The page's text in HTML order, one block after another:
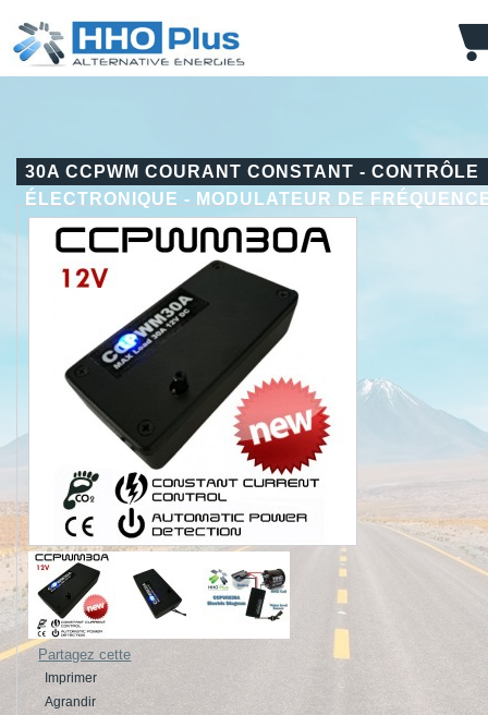
30A CCPWM COURANT CONSTANT - CONTRÔLE
ÉLECTRONIQUE - MODULATEUR DE
Partagez cette
Imprimer
Agrandir